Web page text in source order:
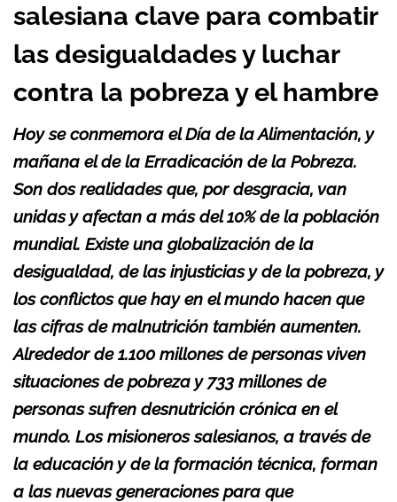
salesiana clave para combatir
las desigualdades y luchar
contra la pobreza y el hambre
Hoy se conmemora el Día de la Alimentación, y
mañana el de la Erradicación de la Pobreza.
Son dos realidades que, por desgracia, van
unidas y afectan a más del 10% de la población
mundial. Existe una globalización de la
desigualdad, de las injusticias y de la pobreza, y
los conflictos que hay en el mundo hacen que
las cifras de malnutrición también aumenten.
Alrededor de 1.100 millones de personas viven
situaciones de pobreza y 733 millones de
personas sufren desnutrición crónica en el
mundo. Los misioneros salesianos, a través de
la educación y de la formación técnica, forman
a las nuevas generaciones para que